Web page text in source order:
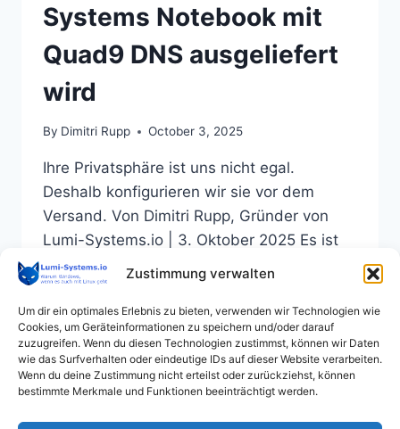
Zustimmung verwalten
Um dir ein optimales Erlebnis zu bieten, verwenden wir Technologien wie
Cookies, um Geräteinformationen zu speichern und/oder darauf
zuzugreifen. Wenn du diesen Technologien zustimmst, können wir Daten
wie das Surfverhalten oder eindeutige IDs auf dieser Website verarbeiten.
Wenn du deine Zustimmung nicht erteilst oder zurückziehst, können
bestimmte Merkmale und Funktionen beeinträchtigt werden.
Systems Notebook mit
Quad9 DNS ausgeliefert
wird
By Dimitri Rupp October 3, 2025
Ihre Privatsphäre ist uns nicht egal.
Deshalb konfigurieren wir sie vor dem
Versand. Von Dimitri Rupp, Gründer von
Lumi-Systems.io | 3. Oktober 2025 Es ist
2025, und die meisten Menschen kaufen
immer noch Computer, die genauso
unsicher sind wie vor zehn Jahren. Ihr
neuer Laptop kommt aus der Box, Sie
schalten ihn ein – und…
READ MORESICHERHEIT